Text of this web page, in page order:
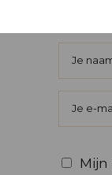
Mijn